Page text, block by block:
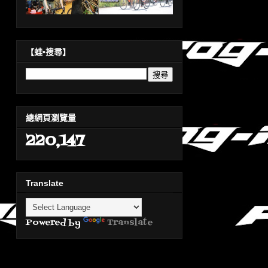
【蛙•搜尋】
總網頁瀏覽量
220,147
Translate
Powered by Translate